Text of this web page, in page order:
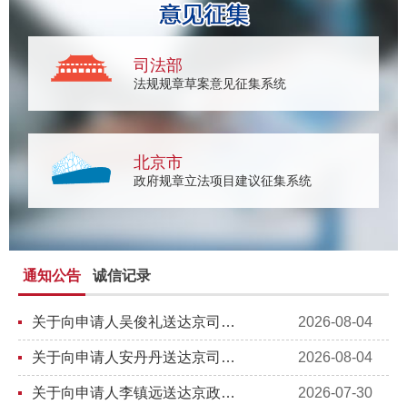
司法部
法规规章草案意见征集系统
北京市
政府规章立法项目建议征集系统
通知公告 诚信记录
关于向申请人吴俊礼送达京司复〔2026〕128号《北京市司法局行政复议决定书》的公告 2026-08-04
关于向申请人安丹丹送达京司复〔2026〕125号《北京市司法局行政复议延期通知书》《北京市司法局行政复议决定... 2026-08-04
关于向申请人李镇远送达京政复字〔2026〕2922号《北京市人民政府行政复议决定书》的公告 2026-07-30